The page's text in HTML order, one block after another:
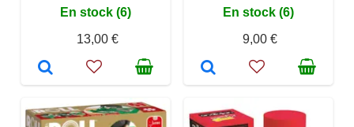
En stock (6)
13,00 €
En stock (6)
9,00 €